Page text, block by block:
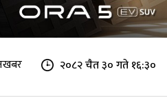
२०८२ चैत ३० गते १६:३०